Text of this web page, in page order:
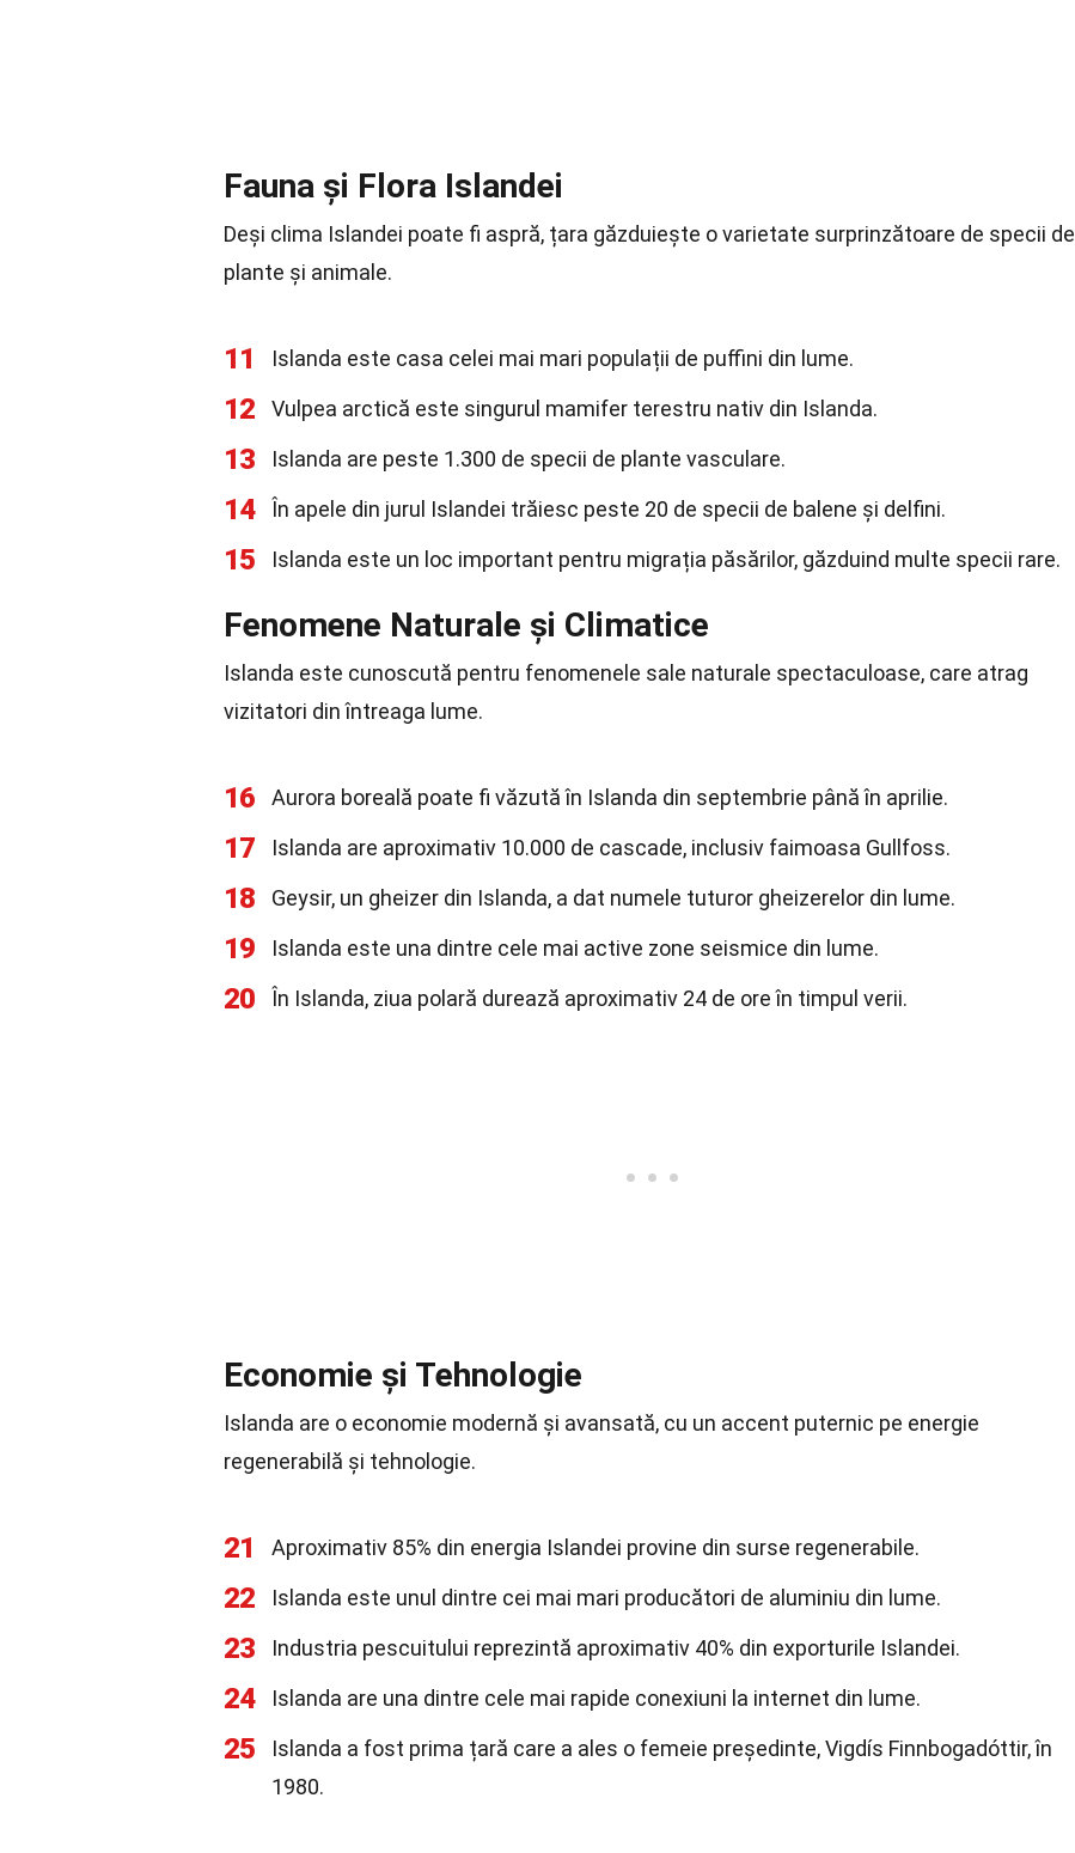
Fauna și Flora Islandei
Deși clima Islandei poate fi aspră, țara găzduiește o varietate surprinzătoare de specii de
plante și animale.
11 Islanda este casa celei mai mari populații de puffini din lume.
12 Vulpea arctică este singurul mamifer terestru nativ din Islanda.
13 Islanda are peste 1.300 de specii de plante vasculare.
14 În apele din jurul Islandei trăiesc peste 20 de specii de balene și delfini.
15 Islanda este un loc important pentru migrația păsărilor, găzduind multe specii rare.
Fenomene Naturale și Climatice
Islanda este cunoscută pentru fenomenele sale naturale spectaculoase, care atrag
vizitatori din întreaga lume.
16 Aurora boreală poate fi văzută în Islanda din septembrie până în aprilie.
17 Islanda are aproximativ 10.000 de cascade, inclusiv faimoasa Gullfoss.
18 Geysir, un gheizer din Islanda, a dat numele tuturor gheizerelor din lume.
19 Islanda este una dintre cele mai active zone seismice din lume.
20 În Islanda, ziua polară durează aproximativ 24 de ore în timpul verii.
Economie și Tehnologie
Islanda are o economie modernă și avansată, cu un accent puternic pe energie
regenerabilă și tehnologie.
21 Aproximativ 85% din energia Islandei provine din surse regenerabile.
22 Islanda este unul dintre cei mai mari producători de aluminiu din lume.
23 Industria pescuitului reprezintă aproximativ 40% din exporturile Islandei.
24 Islanda are una dintre cele mai rapide conexiuni la internet din lume.
25
Islanda a fost prima țară care a ales o femeie președinte, Vigdís Finnbogadóttir, în
1980.